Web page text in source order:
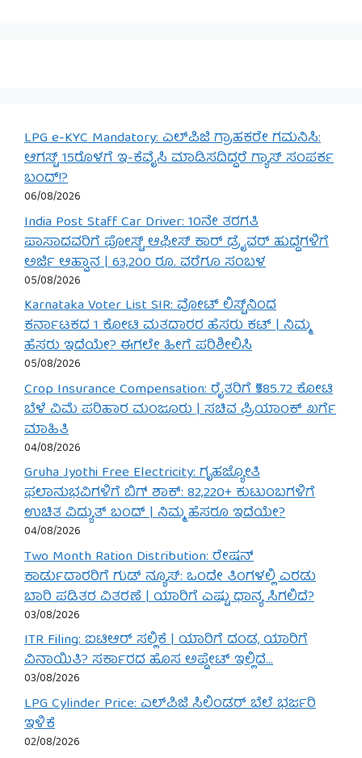
LPG e-KYC Mandatory: ಎಲ್‌ಪಿಜಿ ಗ್ರಾಹಕರೇ ಗಮನಿಸಿ:
ಆಗಸ್ಟ್ 15ರೊಳಗೆ ಇ-ಕೆವೈಸಿ ಮಾಡಿಸದಿದ್ದರೆ ಗ್ಯಾಸ್ ಸಂಪರ್ಕ
ಬಂದ್!?
06/08/2026
India Post Staff Car Driver: 10ನೇ ತರಗತಿ
ಪಾಸಾದವರಿಗೆ ಪೋಸ್ಟ್ ಆಫೀಸ್ ಕಾರ್ ಡ್ರೈವರ್ ಹುದ್ದೆಗಳಿಗೆ
ಅರ್ಜಿ ಆಹ್ವಾನ | 63,200 ರೂ. ವರೆಗೂ ಸಂಬಳ
05/08/2026
Karnataka Voter List SIR: ವೋಟ್ ಲಿಸ್ಟ್‌ನಿಂದ
ಕರ್ನಾಟಕದ 1 ಕೋಟಿ ಮತದಾರರ ಹೆಸರು ಕಟ್ | ನಿಮ್ಮ
ಹೆಸರು ಇದೆಯೇ? ಈಗಲೇ ಹೀಗೆ ಪರಿಶೀಲಿಸಿ
05/08/2026
Crop Insurance Compensation: ರೈತರಿಗೆ ₹585.72 ಕೋಟಿ
ಬೆಳೆ ವಿಮೆ ಪರಿಹಾರ ಮಂಜೂರು | ಸಚಿವ ಪ್ರಿಯಾಂಕ್ ಖರ್ಗೆ
ಮಾಹಿತಿ
04/08/2026
Gruha Jyothi Free Electricity: ಗೃಹಜ್ಯೋತಿ
ಫಲಾನುಭವಿಗಳಿಗೆ ಬಿಗ್ ಶಾಕ್: 82,220+ ಕುಟುಂಬಗಳಿಗೆ
ಉಚಿತ ವಿದ್ಯುತ್ ಬಂದ್ | ನಿಮ್ಮ ಹೆಸರೂ ಇದೆಯೇ?
04/08/2026
Two Month Ration Distribution: ರೇಷನ್
ಕಾರ್ಡುದಾರರಿಗೆ ಗುಡ್ ನ್ಯೂಸ್: ಒಂದೇ ತಿಂಗಳಲ್ಲಿ ಎರಡು
ಬಾರಿ ಪಡಿತರ ವಿತರಣೆ | ಯಾರಿಗೆ ಎಷ್ಟು ಧಾನ್ಯ ಸಿಗಲಿದೆ?
03/08/2026
ITR Filing: ಐಟಿಆರ್ ಸಲ್ಲಿಕೆ | ಯಾರಿಗೆ ದಂಡ, ಯಾರಿಗೆ
ವಿನಾಯಿತಿ? ಸರ್ಕಾರದ ಹೊಸ ಅಪ್ಡೇಟ್ ಇಲ್ಲಿದೆ…
03/08/2026
LPG Cylinder Price: ಎಲ್‌ಪಿಜಿ ಸಿಲಿಂಡರ್ ಬೆಲೆ ಭರ್ಜರಿ
ಇಳಿಕೆ
02/08/2026